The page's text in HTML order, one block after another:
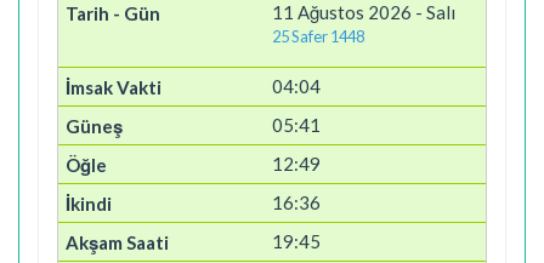
11 Ağustos 2026 - Salı
25 Safer 1448
04:04
05:41
12:49
16:36
19:45